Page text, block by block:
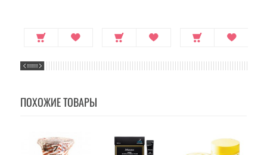
ПОХОЖИЕ ТОВАРЫ